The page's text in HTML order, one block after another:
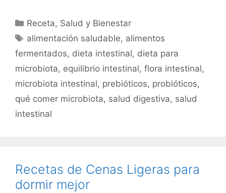
Categorías
Receta, Salud y Bienestar
Etiquetas
alimentación saludable, alimentos
fermentados, dieta intestinal, dieta para
microbiota, equilibrio intestinal, flora intestinal,
microbiota intestinal, prebióticos, probióticos,
qué comer microbiota, salud digestiva, salud
intestinal
Recetas de Cenas Ligeras para
dormir mejor